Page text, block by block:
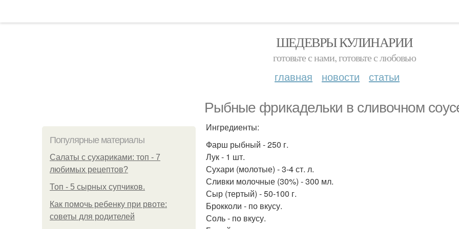
ШЕДЕВРЫ КУЛИНАРИИ
готовьте с нами, готовьте с любовью
главная новости статьи
Рыбные фрикадельки в сливочном
Популярные материалы
Салаты с сухариками: топ - 7
любимых рецептов?
Топ - 5 сырных супчиков.
Как помочь ребенку при рвоте:
советы для родителей
Ингредиенты:
Фарш рыбный - 250 г.
Лук - 1 шт.
Сухари (молотые) - 3-4 ст. л.
Сливки молочные (30%) - 300 мл.
Сыр (тертый) - 50-100 г.
Брокколи - по вкусу.
Соль - по вкусу.